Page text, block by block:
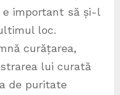
important să și-l
loc.
curățarea,
lui curată
de puritate